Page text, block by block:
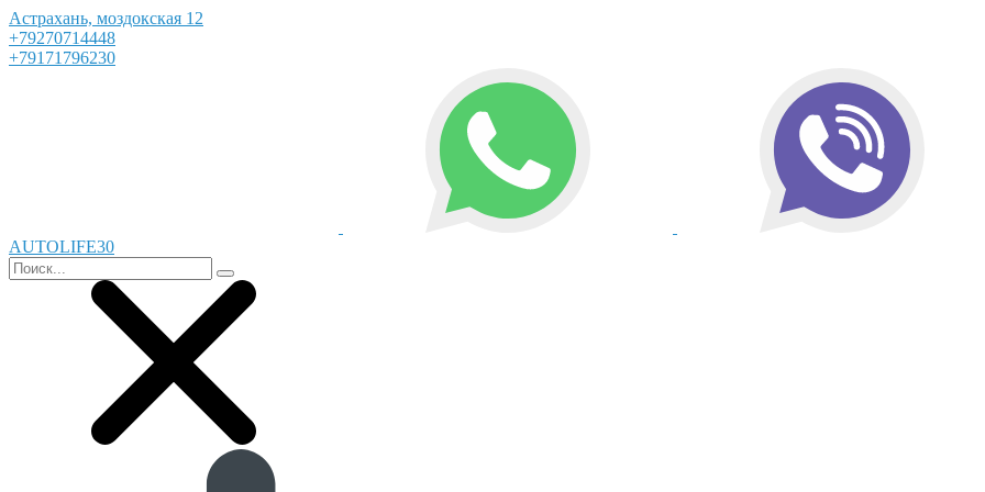
Астрахань, моздокская 12
+79270714448
+79171796230
AUTOLIFE30